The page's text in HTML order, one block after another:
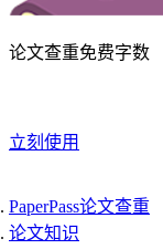
论文查重免费字数
立刻使用
PaperPass论文查重
论文知识